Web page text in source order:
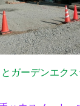
ガーデンエク